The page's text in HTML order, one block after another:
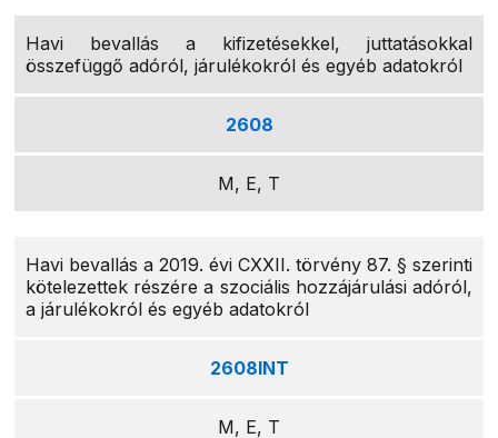
Havi bevallás a kifizetésekkel, juttatásokkal
összefüggő adóról, járulékokról és egyéb adatokról
2608
M, E, T
Havi bevallás a 2019. évi CXXII. törvény 87. § szerinti
kötelezettek részére a szociális hozzájárulási adóról,
a járulékokról és egyéb adatokról
2608INT
M, E, T